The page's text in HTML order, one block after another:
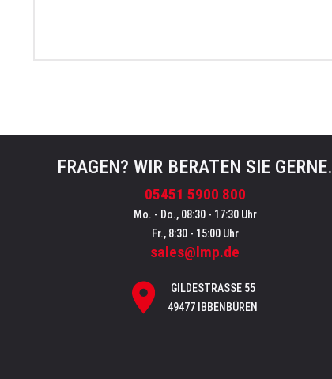
FRAGEN? WIR BERATEN SIE GERNE.
05451 5900 800
Mo. - Do., 08:30 - 17:30 Uhr
Fr., 8:30 - 15:00 Uhr
sales@lmp.de
GILDESTRASSE 55
49477 IBBENBÜREN